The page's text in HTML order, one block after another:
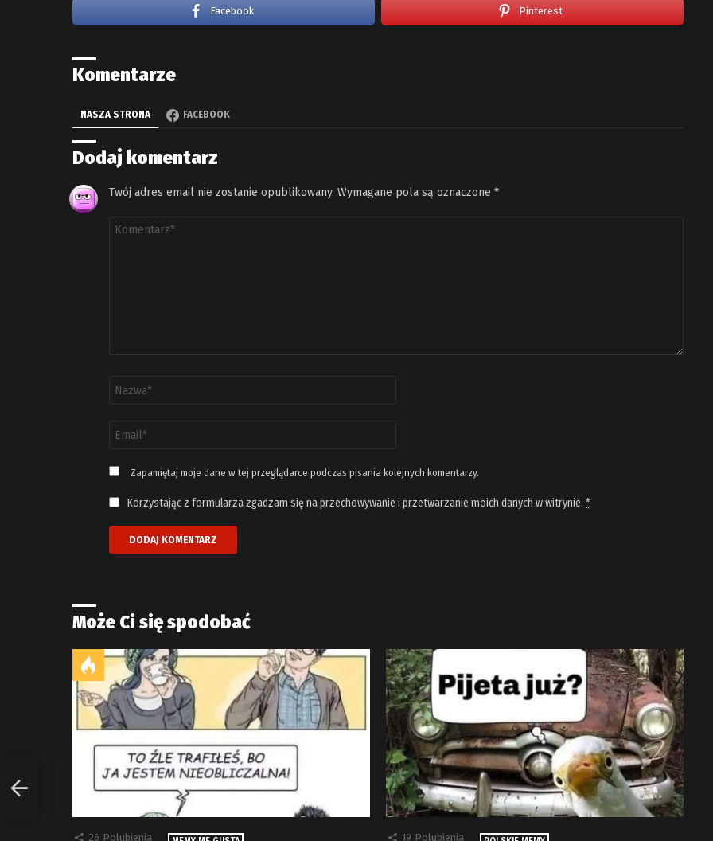
Facebook Pinterest
Komentarze
NASZA STRONA FACEBOOK
Dodaj komentarz
Twój adres email nie zostanie opublikowany. Wymagane pola są oznaczone *
Komentarz
email
*
Zapamiętaj moje dane w tej przeglądarce podczas pisania kolejnych komentarzy.
Korzystając z formularza zgadzam się na przechowywanie i przetwarzanie moich danych w witrynie. *
Może Ci się spodobać
26 Polubienia 19 Polubienia